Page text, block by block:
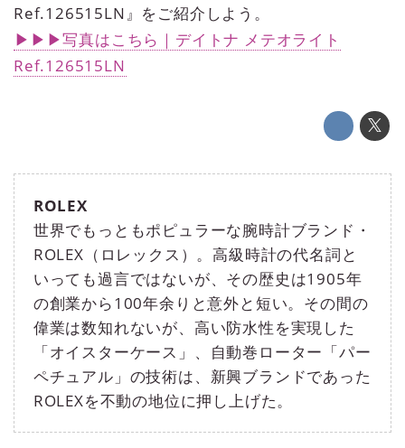
Ref.126515LN』をご紹介しよう。
▶▶▶写真はこちら｜デイトナ メテオライト
Ref.126515LN
ROLEX
世界でもっともポピュラーな腕時計ブランド・
ROLEX（ロレックス）。高級時計の代名詞と
いっても過言ではないが、その歴史は1905年
の創業から100年余りと意外と短い。その間の
偉業は数知れないが、高い防水性を実現した
「オイスターケース」、自動巻ローター「パー
ペチュアル」の技術は、新興ブランドであった
ROLEXを不動の地位に押し上げた。